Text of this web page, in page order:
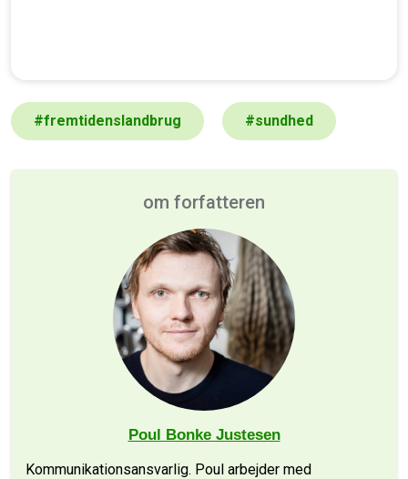
#fremtidenslandbrug #sundhed
om forfatteren
Poul Bonke Justesen
Kommunikationsansvarlig. Poul arbejder med